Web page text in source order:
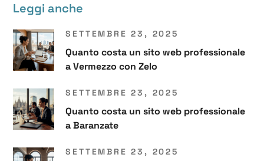
Leggi anche
SETTEMBRE 23, 2025
Quanto costa un sito web professionale
a Vermezzo con Zelo
SETTEMBRE 23, 2025
Quanto costa un sito web professionale
a Baranzate
SETTEMBRE 23, 2025